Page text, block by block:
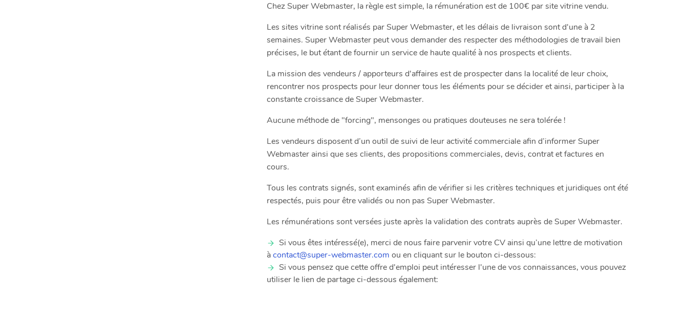
Chez Super Webmaster, la règle est simple, la rémunération est de 100€ par site vitrine vendu.
Les sites vitrine sont réalisés par Super Webmaster, et les délais de livraison sont d'une à 2
semaines. Super Webmaster peut vous demander des respecter des méthodologies de travail bien
précises, le but étant de fournir un service de haute qualité à nos prospects et clients.
La mission des vendeurs / apporteurs d'affaires est de prospecter dans la localité de leur choix,
rencontrer nos prospects pour leur donner tous les éléments pour se décider et ainsi, participer à la
constante croissance de Super Webmaster.
Aucune méthode de "forcing", mensonges ou pratiques douteuses ne sera tolérée !
Les vendeurs disposent d’un outil de suivi de leur activité commerciale afin d’informer Super
Webmaster ainsi que ses clients, des propositions commerciales, devis, contrat et factures en
cours.
Tous les contrats signés, sont examinés afin de vérifier si les critères techniques et juridiques ont été
respectés, puis pour être validés ou non pas Super Webmaster.
Les rémunérations sont versées juste après la validation des contrats auprès de Super Webmaster.
​​​​​Si vous êtes intéressé(e), merci de nous faire parvenir votre CV ainsi qu’une lettre de motivation
àcontact@super-webmaster.com ou en cliquant sur le bouton ci-dessous:
Si vous pensez que cette offre d'emploi peut intéresser l'une de vos connaissances, vous pouvez
utiliser le lien de partage ci-dessous également: